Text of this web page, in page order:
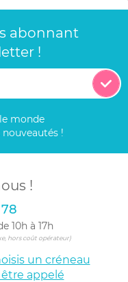
abonnant
!
monde
!
!
10h à 17h
hors coût opérateur)
un créneau
appelé